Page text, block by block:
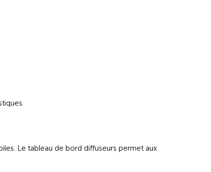
Le tableau de bord diffuseurs permet aux